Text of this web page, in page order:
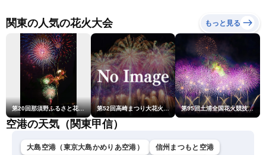
ュースLiVEイブニング・駒
木結衣／宇野沢達也〉
関東の人気の花火大会 もっと見る
第20回那須野ふるさと花火大会 第52回高崎まつり大花火大会 第95回土浦全国花火競技大会
空港の天気（関東甲信）
大島空港（東京大島かめりあ空港）
信州まつもと空港